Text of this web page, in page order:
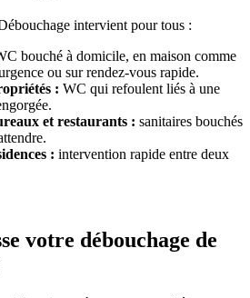
intervient pour tous :
bouché à domicile, en maison comme
ou sur rendez-vous rapide.
: WC qui refoulent liés à une
et restaurants : sanitaires bouchés
: intervention rapide entre deux
votre débouchage de